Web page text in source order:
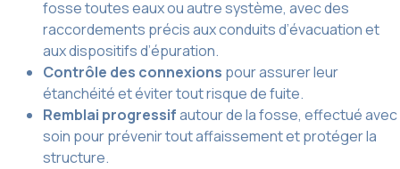
fosse toutes eaux ou autre système, avec des
raccordements précis aux conduits d’évacuation et
aux dispositifs d’épuration.
Contrôle des connexions pour assurer leur
étanchéité et éviter tout risque de fuite.
Remblai progressifautour de la fosse, effectué avec
soin pour prévenir tout affaissement et protéger la
structure.